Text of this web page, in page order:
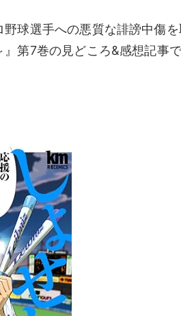
球選手への悪質な誹謗中傷
第7巻の見どころ&感想記事で